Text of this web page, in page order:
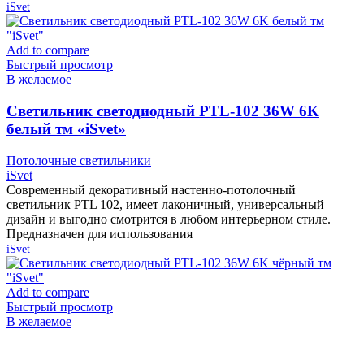
iSvet
Add to compare
Быстрый просмотр
В желаемое
Cветильник светодиодный PTL-102 36W 6K
белый тм «iSvet»
Потолочные светильники
iSvet
Современный декоративный настенно-потолочный
светильник PTL 102, имеет лаконичный, универсальный
дизайн и выгодно смотрится в любом интерьерном стиле.
Предназначен для использования
iSvet
Add to compare
Быстрый просмотр
В желаемое